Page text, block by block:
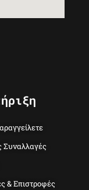
Συναλλαγές
& Επιστροφές